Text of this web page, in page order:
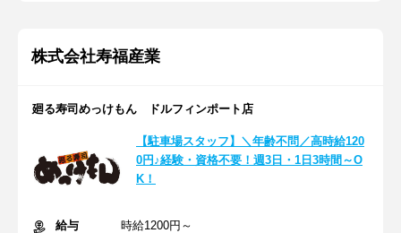
株式会社寿福産業
廻る寿司めっけもん ドルフィンポート店
【駐車場スタッフ】＼年齢不問／高時給120
0円♪経験・資格不要！週3日・1日3時間～O
K！
給与
時給1200円～